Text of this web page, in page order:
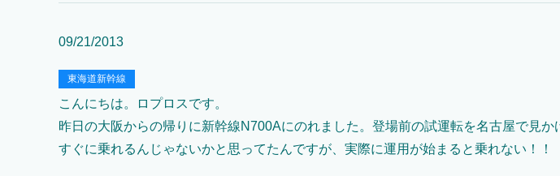
09/21/2013
東海道新幹線
こんにちは。ロプロスです。
昨日の大阪からの帰りに新幹線N700Aにのれました。登場前の試運転を名古屋で見か
すぐに乗れるんじゃないかと思ってたんですが、実際に運用が始まると乗れない！！